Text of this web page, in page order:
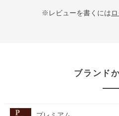
※レビューを書くには
ブランド